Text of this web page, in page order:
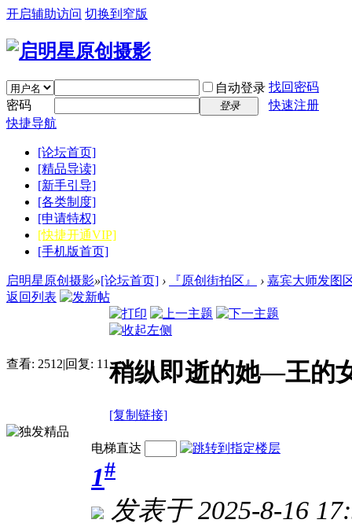
开启辅助访问 切换到窄版
自动登录 找回密码
密码
登录
快速注册
快捷导航
[论坛首页]
[精品导读]
[新手引导]
[各类制度]
[申请特权]
[快捷开通VIP]
[手机版首页]
启明星原创摄影»[论坛首页] › 『原创街拍区』 › 嘉宾大师发图
返回列表
查看: 2512|回复: 11稍纵即逝的她—王的
[复制链接]
电梯直达
1#
发表于 2025-8-16